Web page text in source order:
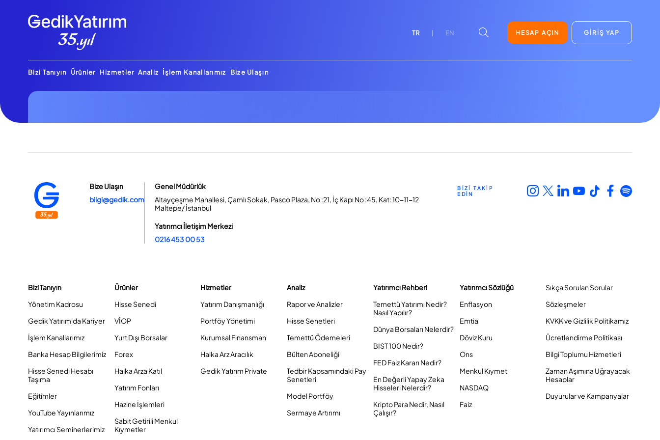
TR EN HESAP AÇIN GİRİŞ YAP
Bizi Tanıyın Ürünler Hizmetler Analiz İşlem Kanallarımız Bize Ulaşın
Bize Ulaşın
bilgi@gedik.com
Genel Müdürlük
Altayçeşme Mahallesi, Çamlı Sokak, Pasco Plaza, No :21, İç Kapı No :45, Kat: 10-11-12
Maltepe/ İstanbul
Yatırımcı İletişim Merkezi
0216 453 00 53
BİZİ TAKİP
EDİN
Bizi Tanıyın
Yönetim Kadrosu
Gedik Yatırım'da Kariyer
İşlem Kanallarımız
Banka Hesap Bilgilerimiz
Hisse Senedi Hesabı
Taşıma
Eğitimler
YouTube Yayınlarımız
Yatırımcı Seminerlerimiz
Ürünler
Hisse Senedi
VİOP
Yurt Dışı Borsalar
Forex
Halka Arza Katıl
Yatırım Fonları
Hazine İşlemleri
Sabit Getirili Menkul
Kıymetler
Hizmetler
Yatırım Danışmanlığı
Portföy Yönetimi
Kurumsal Finansman
Halka Arz Aracılık
Gedik Yatırım Private
Analiz
Rapor ve Analizler
Hisse Senetleri
Temettü Ödemeleri
Bülten Aboneliği
Tedbir Kapsamındaki Pay
Senetleri
Model Portföy
Sermaye Artırımı
Yatırımcı Rehberi
Temettü Yatırımı Nedir?
Nasıl Yapılır?
Dünya Borsaları Nelerdir?
BIST 100 Nedir?
FED Faiz Kararı Nedir?
En Değerli Yapay Zeka
Hisseleri Nelerdir?
Kripto Para Nedir, Nasıl
Çalışır?
Yatırımcı Sözlüğü
Enflasyon
Emtia
Döviz Kuru
Ons
Menkul Kıymet
NASDAQ
Faiz
Sıkça Sorulan Sorular
Sözleşmeler
KVKK ve Gizlilik Politikamız
Ücretlendirme Politikası
Bilgi Toplumu Hizmetleri
Zaman Aşımına Uğrayacak
Hesaplar
Duyurular ve Kampanyalar